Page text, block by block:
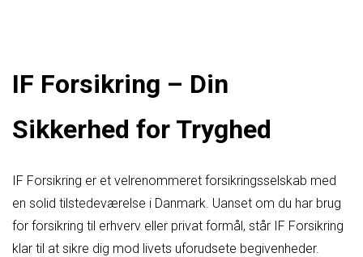
IF Forsikring – Din
Sikkerhed for Tryghed
IF Forsikring er et velrenommeret forsikringsselskab med
en solid tilstedeværelse i Danmark. Uanset om du har brug
for forsikring til erhverv eller privat formål, står IF Forsikring
klar til at sikre dig mod livets uforudsete begivenheder.